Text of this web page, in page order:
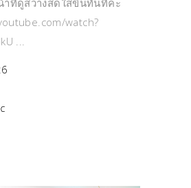
าที่ดูสว่างสดใสขึ้นทันทีค่ะ
watch?